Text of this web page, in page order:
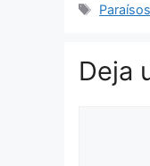
Etiquetas
Deja